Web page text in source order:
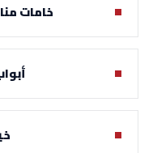
خامات